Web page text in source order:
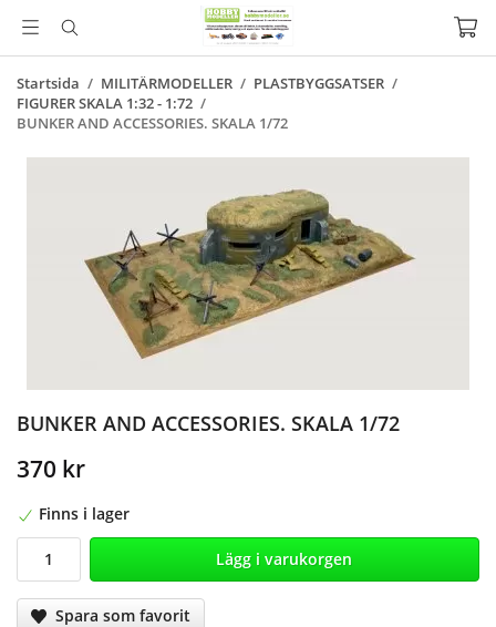
Startsida / MILITÄRMODELLER / PLASTBYGGSATSER /
FIGURER SKALA 1:32 - 1:72 /
BUNKER AND ACCESSORIES. SKALA 1/72
BUNKER AND ACCESSORIES. SKALA 1/72
370 kr
Finns i lager
Lägg i varukorgen
Spara som favorit